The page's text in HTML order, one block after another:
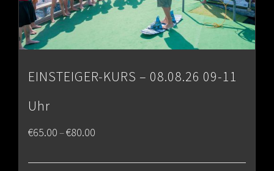
EINSTEIGER-KURS – 08.08.26 09-11
Uhr
€65.00–€80.00